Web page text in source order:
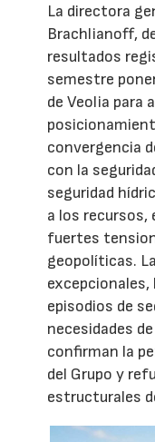
La directora
Brachlianoff,
resultados
semestre
de Veolia para
convergencia
con la
seguridad
a los recursos,
fuertes
geopolíticas.
episodios de
necesidades
confirman la
del Grupo y
estructurales